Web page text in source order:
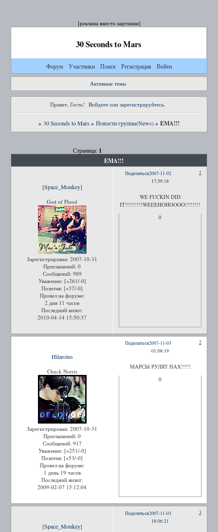
[реклама вместо картинки]
30 Seconds to Mars
Форум Участники Поиск Регистрация Войти
Активные темы
Привет, Гость! Войдите или зарегистрируйтесь.
» 30 Seconds to Mars» Новости группы(News)» EMA!!!
EMA!!!
Страница: 1
Поделиться 1
2007-11-02
17:59:18
[Space_Monkey]
God of Flood
Зарегистрирован: 2007-10-31
Приглашений: 0
Сообщений: 989
Уважение: [+261/-0]
Позитив: [+37/-0]
Провел на форуме:
2 дня 11 часов
Последний визит:
2010-04-14 15:50:37
WE FUCKIN DID
IT!!!!!!!!!WEEEHOHOOOO!!!!!!!!
0
Поделиться 2
2007-11-03
01:08:19
Hilaroius
Chuck Norris
Зарегистрирован: 2007-10-31
Приглашений: 0
Сообщений: 917
Уважение: [+251/-0]
Позитив: [+53/-0]
Провел на форуме:
1 день 19 часов
Последний визит:
2009-02-07 15:12:04
МАРСЫ РУЛЯТ НАХ!!!!!
0
Поделиться 3
2007-11-03
18:06:21
[Space_Monkey]